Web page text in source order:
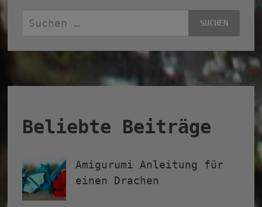
Suchen
Beliebte Beiträge
Amigurumi Anleitung für
einen Drachen